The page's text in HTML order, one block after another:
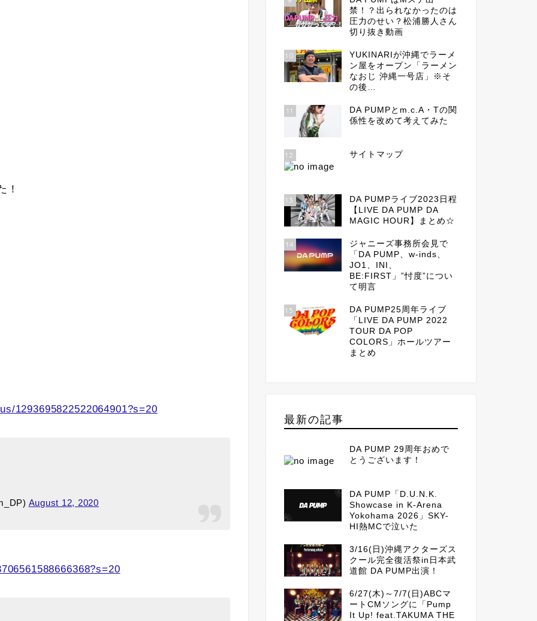
！
1293695822522064901?s=20
August 12, 2020
禁！？出られなかったのは
圧力のせい？松浦勝人さん
切り抜き動画
10
YUKINARIが沖縄でラーメ
ン屋をオープン「ラーメン
なおじ 沖縄一号店」※そ
の後…
11
DA PUMPとm.c.A・Tの関
係性を改めて考えてみた
12 サイトマップ
13
DA PUMPライブ2023日程
【LIVE DA PUMP DA
MAGIC HOUR】まとめ☆
14
ジャニーズ事務所会見で
「DA PUMP、w-inds、
JO1、INI、
BE:FIRST」”忖度”につい
て明言
15
DA PUMP25周年ライブ
「LIVE DA PUMP 2022
TOUR DA POP
COLORS」ホールツアー
まとめ
最新の記事
DA PUMP 29周年おめで
とうございます！
DA PUMP「D.U.N.K.
Showcase in K-Arena
Yokohama 2026」SKY-
HI熱MCで泣いた
3/16(日)沖縄アクターズス
クール完全復活祭in日本武
道館 DA PUMP出演！
6/27(木)～7/7(日)ABCマ
ートCMソングに「Pump
It Up! feat.TAKUMA THE